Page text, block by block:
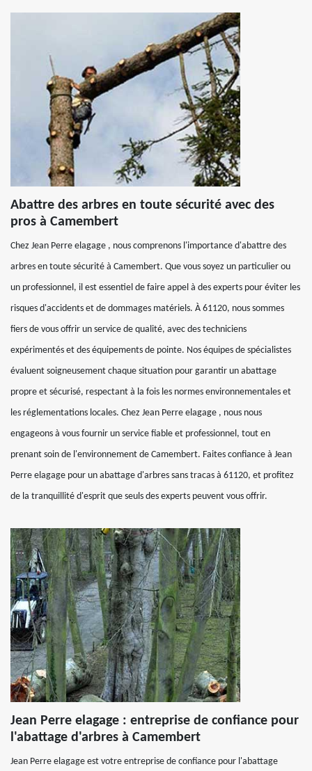
Abattre des arbres en toute sécurité avec des
pros à Camembert
Chez Jean Perre elagage , nous comprenons l'importance d'abattre des
arbres en toute sécurité à Camembert. Que vous soyez un particulier ou
un professionnel, il est essentiel de faire appel à des experts pour éviter les
risques d'accidents et de dommages matériels. À 61120, nous sommes
fiers de vous offrir un service de qualité, avec des techniciens
expérimentés et des équipements de pointe. Nos équipes de spécialistes
évaluent soigneusement chaque situation pour garantir un abattage
propre et sécurisé, respectant à la fois les normes environnementales et
les réglementations locales. Chez Jean Perre elagage , nous nous
engageons à vous fournir un service fiable et professionnel, tout en
prenant soin de l'environnement de Camembert. Faites confiance à Jean
Perre elagage pour un abattage d'arbres sans tracas à 61120, et profitez
de la tranquillité d'esprit que seuls des experts peuvent vous offrir.
Jean Perre elagage : entreprise de confiance pour
l'abattage d'arbres à Camembert
Jean Perre elagage est votre entreprise de confiance pour l'abattage